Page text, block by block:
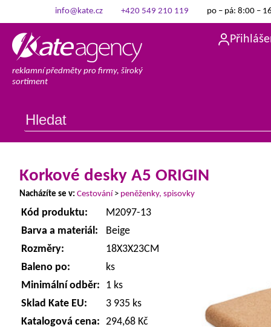
info@kate.cz +420 549 210 119 po – pá: 8:00 –
reklamní předměty pro firmy, široký
sortiment
Korkové desky A5 ORIGIN
Nacházíte se v: Cestování > peněženky, spisovky
Kód produktu:
M2097-13
Barva a materiál:
Beige
Rozměry:
18X3X23CM
Baleno po:
ks
Minimální odběr:
1 ks
Sklad Kate EU:
3 935 ks
Katalogová cena: 294,68 Kč